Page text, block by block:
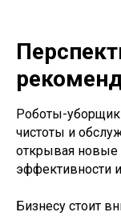
Роботы-
чистоты и
открывая
эффективности
Бизнесу стоит